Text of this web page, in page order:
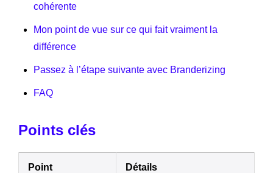
cohérente
Mon point de vue sur ce qui fait vraiment la
différence
Passez à l’étape suivante avec Branderizing
FAQ
Points clés
Point Détails